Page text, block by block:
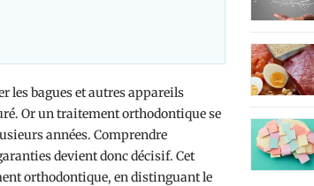
les bagues et autres appareils
Or un traitement orthodontique se
années. Comprendre
devient donc décisif. Cet
orthodontique, en distinguant le